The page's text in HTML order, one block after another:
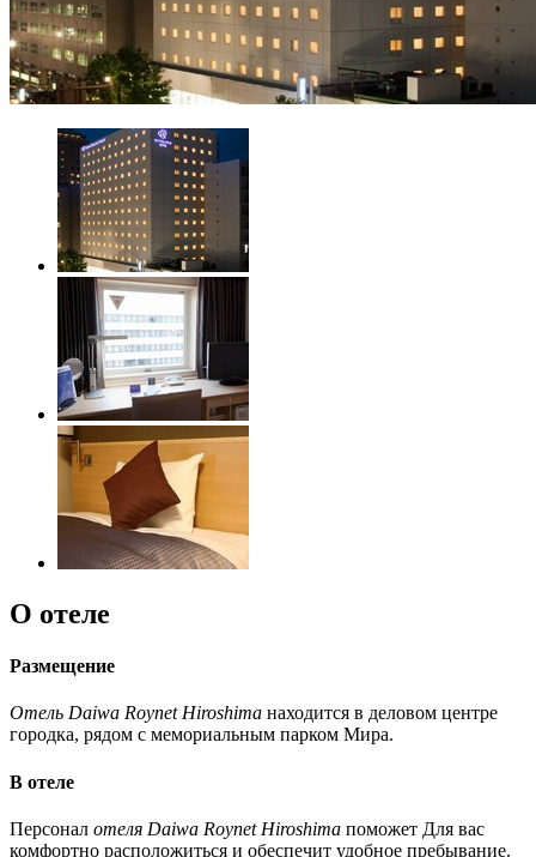
О отеле
Размещение
Отель Daiwa Roynet Hiroshima находится в деловом центре
городка, рядом с мемориальным парком Мира.
В отеле
Персонал отеля Daiwa Roynet Hiroshima поможет Для вас
комфортно расположиться и обеспечит удобное пребывание.